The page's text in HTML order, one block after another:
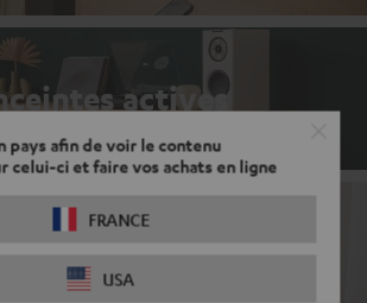
pays afin de voir le contenu
celui-ci et faire vos achats en ligne
FRANCE
USA
actives